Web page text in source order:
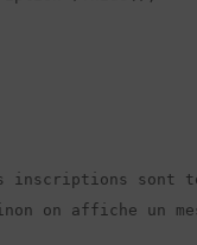
sont
on affiche un